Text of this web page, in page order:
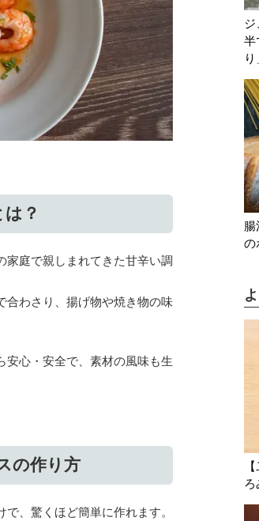
？
家庭で親しまれてきた甘辛い調
合わさり、揚げ物や焼き物の味
安心・安全で、素材の風味も生
の作り方
、驚くほど簡単に作れます。
ジ
半
腸
の
ろ